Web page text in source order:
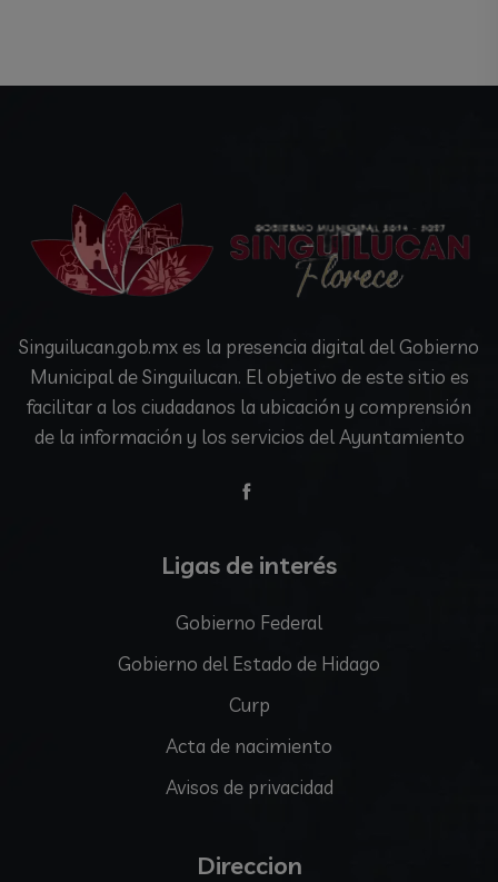
Singuilucan.gob.mx es la presencia digital del Gobierno
Municipal de Singuilucan. El objetivo de este sitio es
facilitar a los ciudadanos la ubicación y comprensión
de la información y los servicios del Ayuntamiento
Ligas de interés
Gobierno Federal
Gobierno del Estado de Hidago
Curp
Acta de nacimiento
Avisos de privacidad
Direccion